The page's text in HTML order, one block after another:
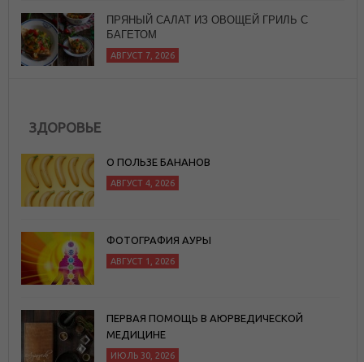
ЙОГА ДЛЯ ЗДОРОВЬЯ
АВГУСТ 7, 2026
ЗДОРОВЬЕ
О ПОЛЬЗЕ БАНАНОВ
АВГУСТ 4, 2026
ФОТОГРАФИЯ АУРЫ
АВГУСТ 1, 2026
ПЕРВАЯ ПОМОЩЬ В АЮРВЕДИЧЕСКОЙ
МЕДИЦИНЕ
ИЮЛЬ 30, 2026